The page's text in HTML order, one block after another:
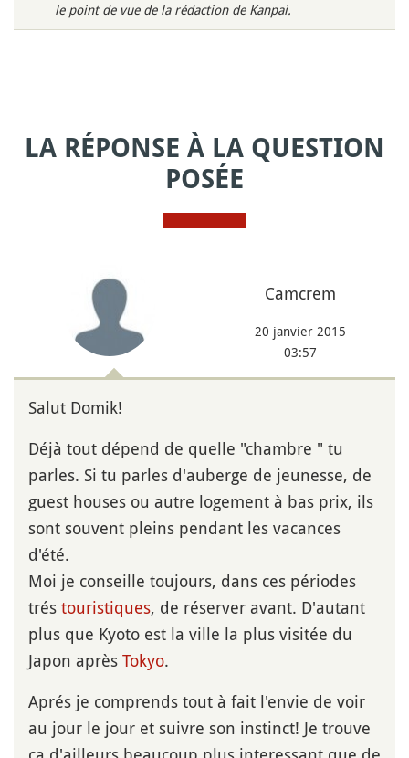
le point de vue de la rédaction de Kanpai.
LA RÉPONSE À LA QUESTION
POSÉE
Camcrem
20 janvier 2015
03:57
Salut Domik!
Déjà tout dépend de quelle "chambre " tu
parles. Si tu parles d'auberge de jeunesse, de
guest houses ou autre logement à bas prix, ils
sont souvent pleins pendant les vacances
d'été.
Moi je conseille toujours, dans ces périodes
trés touristiques, de réserver avant. D'autant
plus que Kyoto est la ville la plus visitée du
Japon après Tokyo.
Aprés je comprends tout à fait l'envie de voir
au jour le jour et suivre son instinct! Je trouve